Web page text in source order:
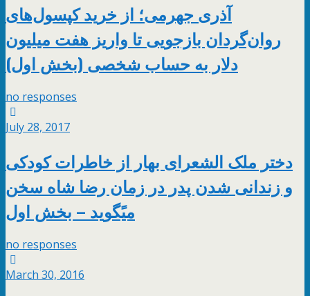
آذری جهرمی؛ از خرید کپسول‌های
روان‌گردان بازجویی تا واریز هفت میلیون
دلار به حساب شخصی (بخش اول)
no responses
July 28, 2017
دختر ملک الشعرای بهار از خاطرات کودکی
و زندانی شدن پدر در زمان رضا شاه سخن
میًگوید – بخش اول
no responses
March 30, 2016